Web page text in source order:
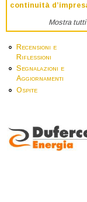
continuità
Mostra tutti
Recensioni e
Riflessioni
Segnalazioni e
Aggiornamenti
Ospite